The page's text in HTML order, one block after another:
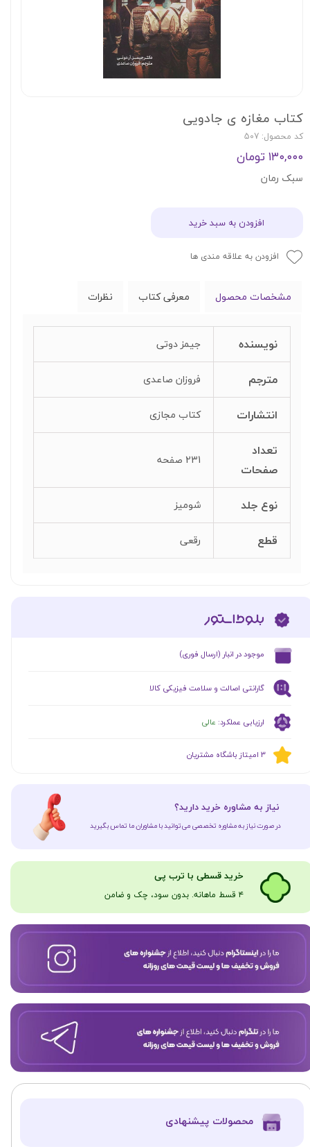
کتاب مغازه ی جادویی
کد محصول: 507
۱۳۰,۰۰۰ تومان
سبک رمان
افزودن به سبد خرید
افزودن به علاقه مندی ها
مشخصات محصول معرفی کتاب نظرات
نویسنده جیمز دوتی
مترجم فروزان صاعدی
انتشارات کتاب مجازی
تعداد
صفحات
231 صفحه
نوع جلد شومیز
قطع رقعی
گارانتی اصالت و سلامت فیزیکی کالا
ارزیابی عملکرد: عالی
​موجود در انبار (ارسال فوری)
​​3 امیتاز باشگاه مشتریان
​نیاز به مشاوره خرید دارید؟
در صورت نیاز به مشاوره تخصصی می‌توانید با مشاوران ما تماس بگیرید
​​​خرید قسطی با ترب پی
۴ قسط ماهانه. بدون سود، چک و ضامن​​​​​​​
​محصولات پیشنهادی